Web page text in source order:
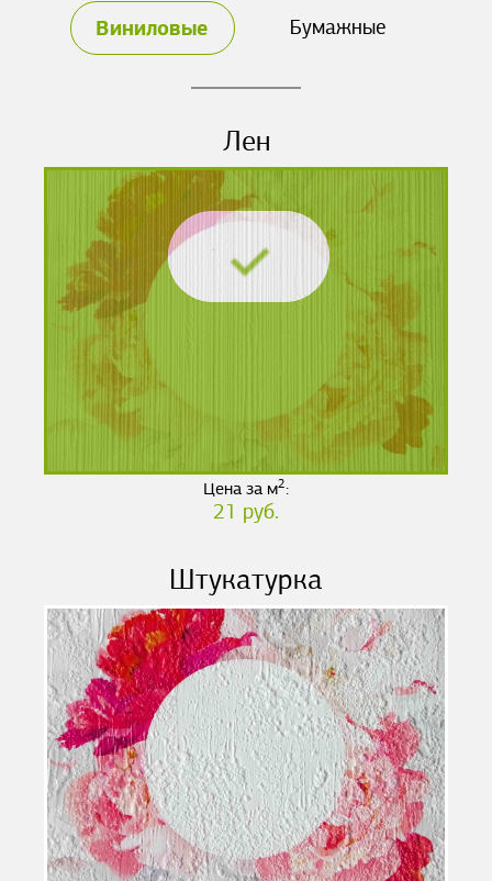
Виниловые Бумажные
Лен
Цена за м2:
21 руб.
Штукатурка